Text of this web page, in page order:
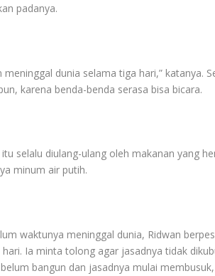
padanya.
meninggal dunia selama tiga hari,” katanya.
karena benda-benda serasa bisa bicara.
selalu diulang-ulang oleh makanan yang
minum air putih.
waktunya meninggal dunia, Ridwan
Ia minta tolong agar jasadnya tidak
bangun dan jasadnya mulai